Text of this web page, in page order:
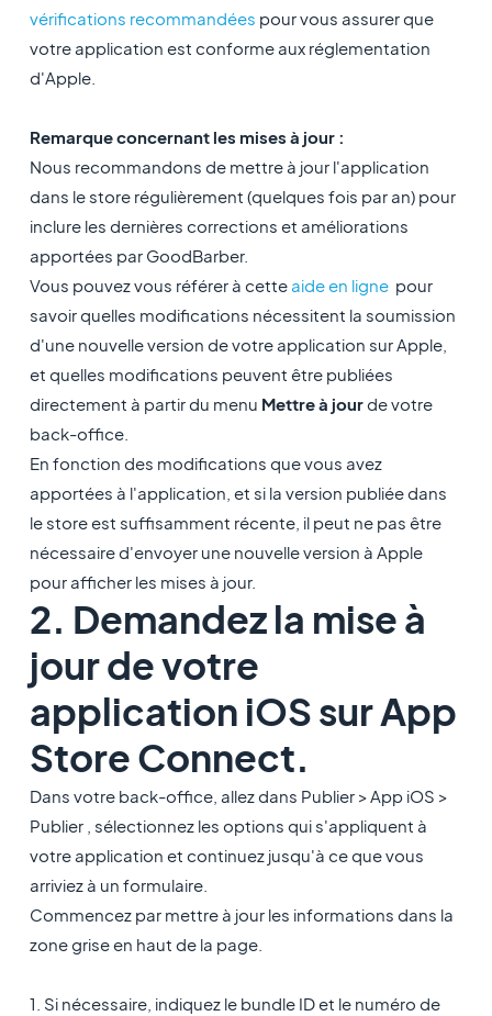
vérifications recommandées pour vous assurer que
votre application est conforme aux réglementation
d'Apple.
Remarque concernant les mises à jour :
Nous recommandons de mettre à jour l'application
dans le store régulièrement (quelques fois par an) pour
inclure les dernières corrections et améliorations
apportées par GoodBarber.
Vous pouvez vous référer à cette aide en lignepour
savoir quelles modifications nécessitent la soumission
d'une nouvelle version de votre application sur Apple,
et quelles modifications peuvent être publiées
directement à partir du menu Mettre à jourde votre
back-office.
En fonction des modifications que vous avez
apportées à l'application, et si la version publiée dans
le store est suffisamment récente, il peut ne pas être
nécessaire d'envoyer une nouvelle version à Apple
pour afficher les mises à jour.
2. Demandez la mise à
jour de votre
application iOS sur App
Store Connect.
Dans votre back-office, allez dans Publier > App iOS >
Publier , sélectionnez les options qui s'appliquent à
votre application et continuez jusqu'à ce que vous
arriviez à un formulaire.
Commencez par mettre à jour les informations dans la
zone grise en haut de la page.
1. Si nécessaire, indiquez le bundle ID et le numéro de